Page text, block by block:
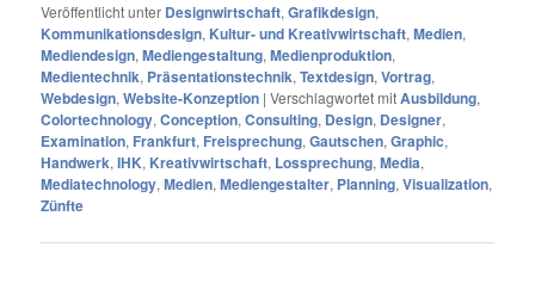
Veröffentlicht unter Designwirtschaft,Grafikdesign,
Kommunikationsdesign, Kultur- und Kreativwirtschaft,Medien,
Mediendesign,Mediengestaltung,Medienproduktion,
Medientechnik, Präsentationstechnik,Textdesign,Vortrag,
Webdesign,Website-Konzeption |Verschlagwortet mitAusbildung,
Colortechnology,Conception,Consulting, Design, Designer,
Examination, Frankfurt, Freisprechung,Gautschen,Graphic,
Handwerk,IHK, Kreativwirtschaft, Lossprechung,Media,
Mediatechnology,Medien,Mediengestalter, Planning,Visualization,
Zünfte